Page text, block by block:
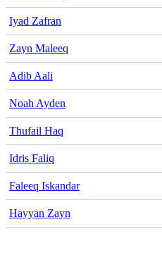
Iyad Zafran
Zayn Maleeq
Adib Aali
Noah Ayden
Thufail Haq
Idris Faliq
Faleeq Iskandar
Hayyan Zayn